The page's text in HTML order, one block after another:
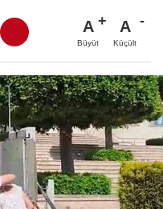
A
Büyüt
A
Küçült